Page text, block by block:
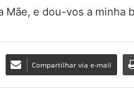
e dou-vos a minha
Compartilhar via e-mail